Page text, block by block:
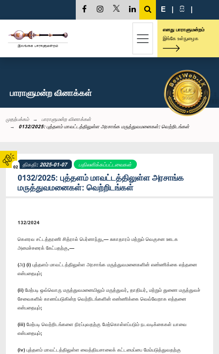
02
E | සි |
எனது பாராளுமன்றம்
இங்கே உள்நுழைக
பாராளுமன்ற வினாக்கள்
முதற்பக்கம்
பாராளுமன்ற வினாக்கள்
0132/2025: புத்தளம் மாவட்டத்திலுள்ள அரசாங்க மருத்துவமனைகள்: வெற்றிடங்கள்
திகதி: 2025-01-07 பதிலளிக்கப்பட்டவைகள்
0132/2025: புத்தளம் மாவட்டத்திலுள்ள அரசாங்க
மருத்துவமனைகள்: வெற்றிடங்கள்
132/2024
கௌரவ சட்டத்தரணி சித்ரால் பெர்னாந்து,— சுகாதாரம் மற்றும் வெகுசன ஊடக
அமைச்சரைக் கேட்பதற்கு,—
(அ) (i) புத்தளம் மாவட்டத்திலுள்ள அரசாங்க மருத்துவமனைகளின் எண்ணிக்கை எத்தனை
என்பதையும்;
(ii) மேற்படி ஒவ்வொரு மருத்துவமனையிலும் மருத்துவர், தாதியர், மற்றும் துணை மருத்துவச்
சேவைகளில் காணப்படுகின்ற வெற்றிடங்களின் எண்ணிக்கை வெவ்வேறாக எத்தனை
என்பதையும்;
(iii) மேற்படி வெற்றிடங்களை நிரப்புவதற்கு மேற்கொள்ளப்படும் நடவடிக்கைகள் யாவை
என்பதையும்;
(iv) புத்தளம் மாவட்டத்திலுள்ள வைத்தியசாலைக் கட்டமைப்பை மேம்படுத்துவதற்கு